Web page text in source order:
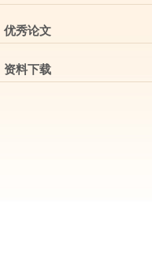
优秀论文
资料下载